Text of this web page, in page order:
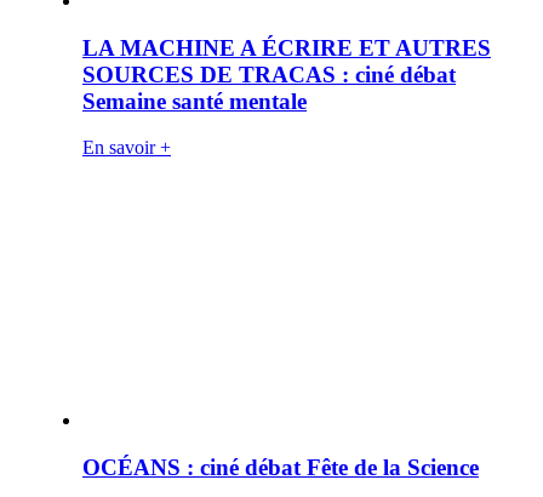
LA MACHINE A ÉCRIRE ET AUTRES
SOURCES DE TRACAS : ciné débat
Semaine santé mentale
En savoir +
OCÉANS : ciné débat Fête de la Science